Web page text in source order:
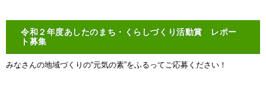
令和２年度あしたのまち・くらしづくり活動賞 レポー
ト募集
みなさんの地域づくりの“元気の素”をふるってご応募ください！